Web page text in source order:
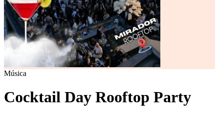
Música
Cocktail Day Rooftop Party